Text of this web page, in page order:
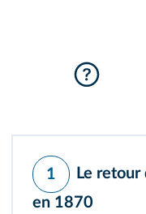
1
Le
en 1870